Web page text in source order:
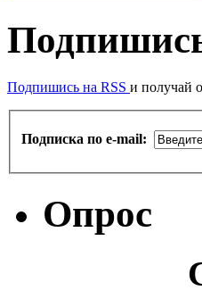
Подпишись на RSS и получай
Подписка по e-mail:
Опрос